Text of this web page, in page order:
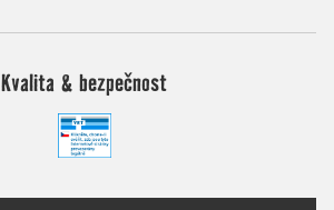
Kvalita & bezpečnost